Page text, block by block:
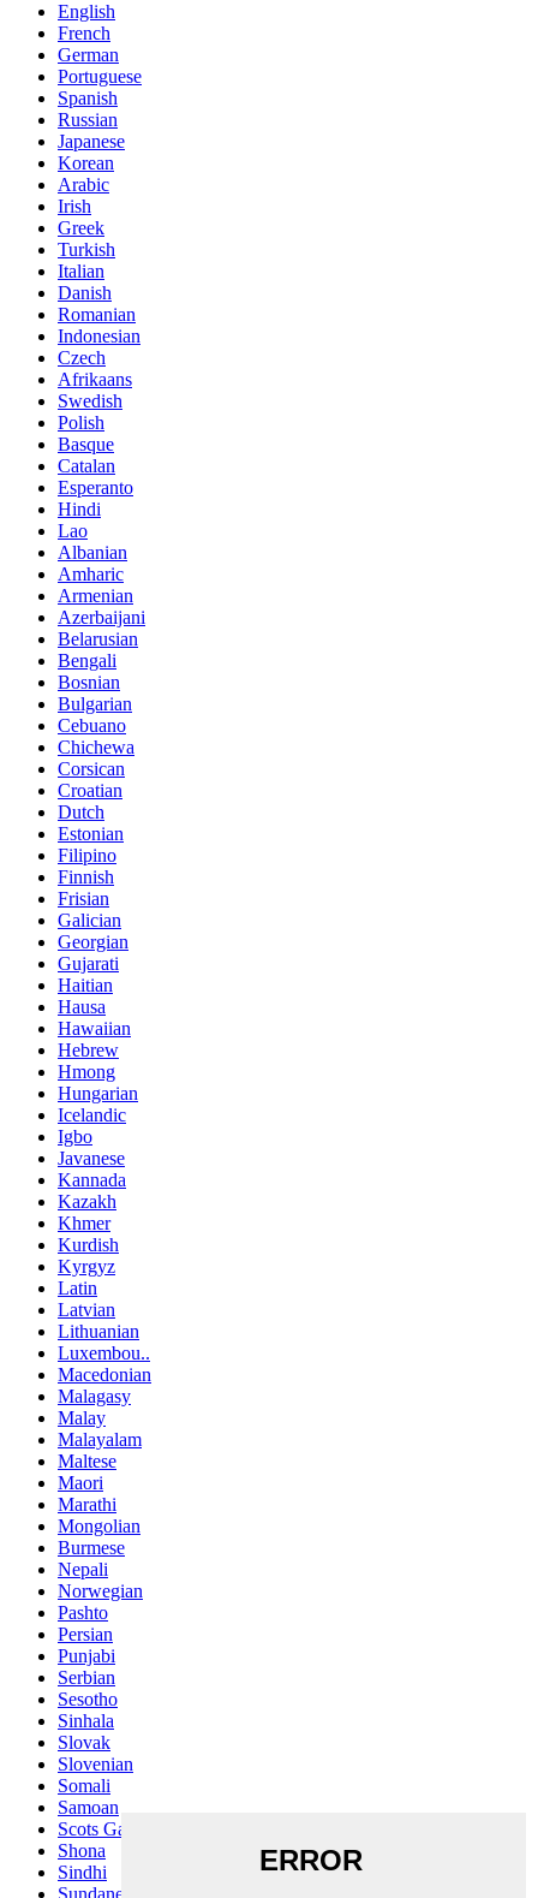
English
French
German
Portuguese
Spanish
Russian
Japanese
Korean
Arabic
Irish
Greek
Turkish
Italian
Danish
Romanian
Indonesian
Czech
Afrikaans
Swedish
Polish
Basque
Catalan
Esperanto
Hindi
Lao
Albanian
Amharic
Armenian
Azerbaijani
Belarusian
Bengali
Bosnian
Bulgarian
Cebuano
Chichewa
Corsican
Croatian
Dutch
Estonian
Filipino
Finnish
Frisian
Galician
Georgian
Gujarati
Haitian
Hausa
Hawaiian
Hebrew
Hmong
Hungarian
Icelandic
Igbo
Javanese
Kannada
Kazakh
Khmer
Kurdish
Kyrgyz
Latin
Latvian
Lithuanian
Luxembou..
Macedonian
Malagasy
Malay
Malayalam
Maltese
Maori
Marathi
Mongolian
Burmese
Nepali
Norwegian
Pashto
Persian
Punjabi
Serbian
Sesotho
Sinhala
Slovak
Slovenian
Somali
Samoan
Scots Gaelic
Shona
Sindhi